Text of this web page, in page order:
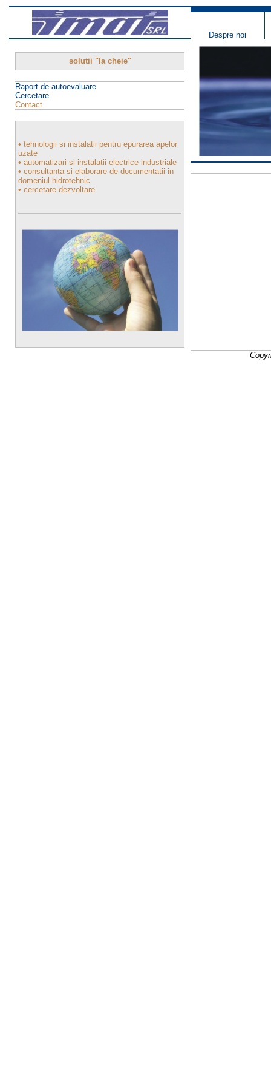
Despre noi
solutii "la cheie"
Raport de autoevaluare
Cercetare
Contact
• tehnologii si instalatii pentru epurarea apelor
uzate
• automatizari si instalatii electrice industriale
• consultanta si elaborare de documentatii in
domeniul hidrotehnic
• cercetare-dezvoltare